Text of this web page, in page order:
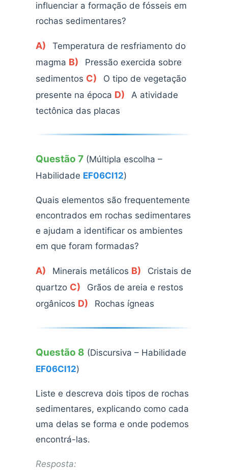
influenciar a formação de fósseis em
rochas sedimentares?
A)
Temperatura de resfriamento do
magma B)
Pressão exercida sobre
sedimentos C)
O tipo de vegetação
presente na época D)
A atividade
tectônica das placas
Questão 7 (Múltipla escolha –
Habilidade EF06CI12)
Quais elementos são frequentemente
encontrados em rochas sedimentares
e ajudam a identificar os ambientes
em que foram formadas?
A) Minerais metálicos B)
Cristais de
quartzo C)
Grãos de areia e restos
orgânicos D) Rochas ígneas
Questão 8 (Discursiva – Habilidade
EF06CI12)
Liste e descreva dois tipos de rochas
sedimentares, explicando como cada
uma delas se forma e onde podemos
encontrá-las.
Resposta: